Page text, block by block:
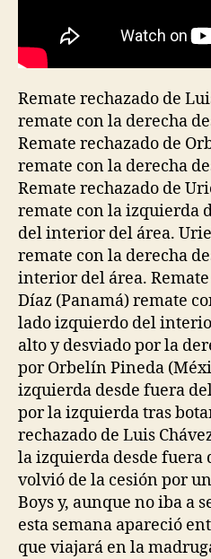
Remate rechazado de
remate con la derecha
Remate rechazado de
remate con la derecha
Remate rechazado de
remate con la izquierda
del interior del área.
remate con la derecha
interior del área.
Díaz (Panamá) remate
lado izquierdo del
alto y desviado por la
por Orbelín Pineda
izquierda desde fuera
por la izquierda tras
rechazado de Luis
la izquierda desde fuera
volvió de la cesión por
Boys y, aunque no iba a
esta semana apareció
que viajará en la